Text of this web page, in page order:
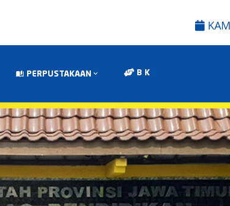
PERPUSTAKAAN B K